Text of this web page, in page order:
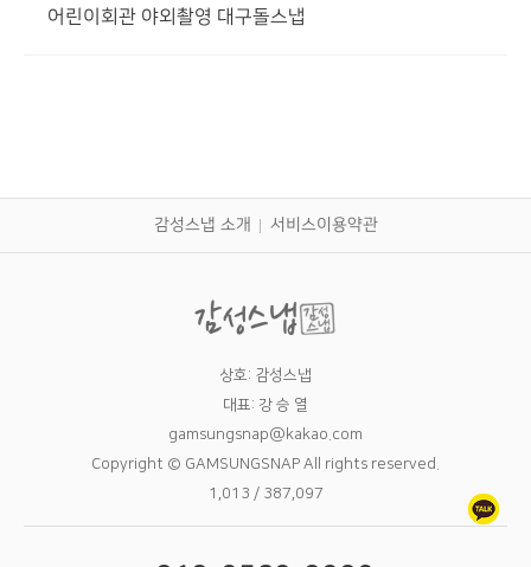
어린이회관 야외촬영 대구돌스냅
감성스냅 소개 서비스이용약관
상호: 감성스냅
대표: 강 승 열
gamsungsnap@kakao.com
Copyright © GAMSUNGSNAP All rights reserved.
1,013 / 387,097